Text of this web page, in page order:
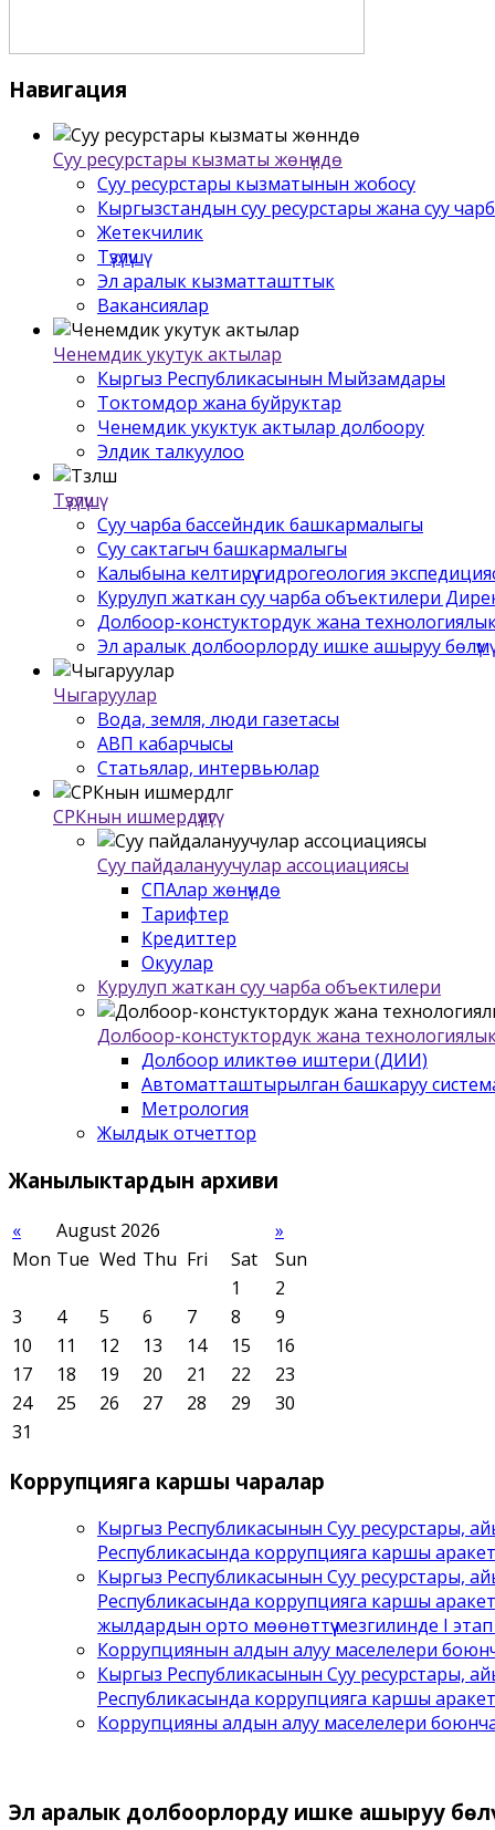
Навигация
Суу ресурстары кызматы жѳнүндѳ
Суу ресурстары кызматынын жобосу
Кыргызстандын суу ресурстары жана суу
Жетекчилик
Түзүлүшү
Эл аралык кызматташттык
Вакансиялар
Ченемдик укутук актылар
Кыргыз Республикасынын Мыйзамдары
Токтомдор жана буйруктар
Ченемдик укуктук актылар долбоору
Элдик талкуулоо
Түзүлүшү
Суу чарба бассейндик башкармалыгы
Суу сактагыч башкармалыгы
Калыбына келтирүү гидрогеология
Курулуп жаткан суу чарба объектилери
Долбоор-констуктордук жана
Эл аралык долбоорлорду ишке ашыруу бѳлүмү
Чыгаруулар
Вода, земля, люди газетасы
АВП кабарчысы
Статьялар, интервьюлар
СРКнын ишмердүүлүгү
Суу пайдалануучулар ассоциациясы
СПАлар жѳнүндѳ
Тарифтер
Кредиттер
Окуулар
Курулуп жаткан суу чарба объектилери
Долбоор-констуктордук жана
Долбоор иликтѳѳ иштери (ДИИ)
Автоматташтырылган башкаруу
Метрология
Жылдык отчеттор
Жанылыктардын архиви
« August 2026
»
Mon Tue Wed Thu Fri Sat
Sun
1
2
3
4 5 6 7 8
9
10
11 12 13 14 15
16
17
18 19 20 21 22
23
24
25 26 27 28 29
30
31
Коррупцияга каршы чаралар
Кыргыз Республикасынын Суу ресурстары,
Республикасында коррупцияга каршы
Кыргыз Республикасынын Суу ресурстары,
Республикасында коррупцияга каршы
жылдардын орто мөөнөттүү мезгилинде I этап
Коррупциянын алдын алуу маселелери
Кыргыз Республикасынын Суу ресурстары,
Республикасында коррупцияга каршы
Коррупцияны алдын алуу маселелери
Эл аралык долбоорлорду ишке ашыруу